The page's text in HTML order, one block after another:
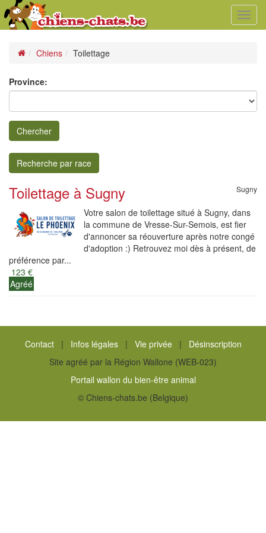
Chiens Toilettage
Province:
Chercher
Recherche par race
Toilettage à Sugny Sugny
Votre salon de toilettage situé à Sugny, dans
la commune de Vresse-Sur-Semois, est fier
d'annoncer sa réouverture après notre congé
d'adoption :) Retrouvez moi dès à présent, de
préférence par...
123 €
Agréé
Contact| Infos légales| Vie privée| Désinscription
Site agréé par la Région Wallone (WEB-023)
Portail wallon du bien-être animal
© Chiens-chats.be (Belgique)